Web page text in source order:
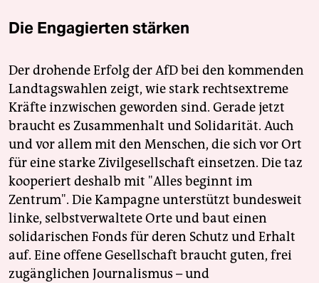
Die Engagierten stärken
Der drohende Erfolg der AfD bei den kommenden
Landtagswahlen zeigt, wie stark rechtsextreme
Kräfte inzwischen geworden sind. Gerade jetzt
braucht es Zusammenhalt und Solidarität. Auch
und vor allem mit den Menschen, die sich vor Ort
für eine starke Zivilgesellschaft einsetzen. Die taz
kooperiert deshalb mit "Alles beginnt im
Zentrum". Die Kampagne unterstützt bundesweit
linke, selbstverwaltete Orte und baut einen
solidarischen Fonds für deren Schutz und Erhalt
auf. Eine offene Gesellschaft braucht guten, frei
zugänglichen Journalismus – und